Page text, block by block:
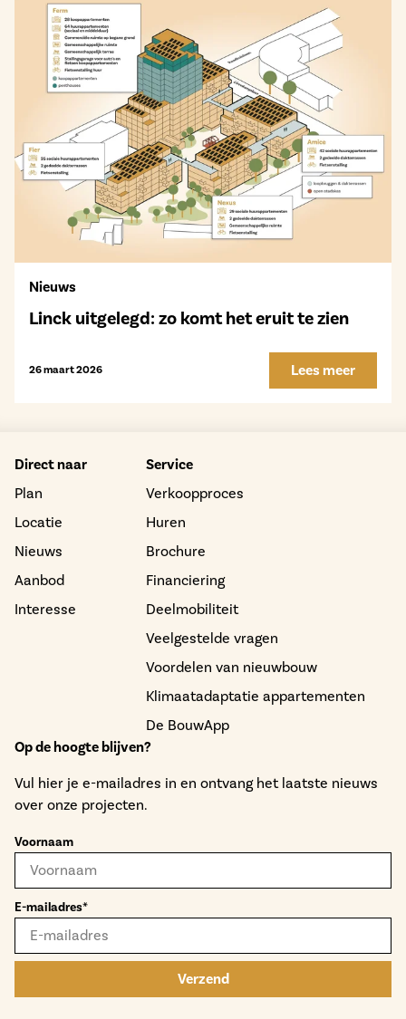
Nieuws
Linck uitgelegd: zo komt het eruit te zien
26 maart 2026 Lees meer
Direct naar
Plan
Locatie
Nieuws
Aanbod
Interesse
Service
Verkoopproces
Huren
Brochure
Financiering
Deelmobiliteit
Veelgestelde vragen
Voordelen van nieuwbouw
Klimaatadaptatie appartementen
De BouwApp
Op de hoogte blijven?
Vul hier je e-mailadres in en ontvang het laatste nieuws
over onze projecten.
Voornaam
E-mailadres*
Verzend